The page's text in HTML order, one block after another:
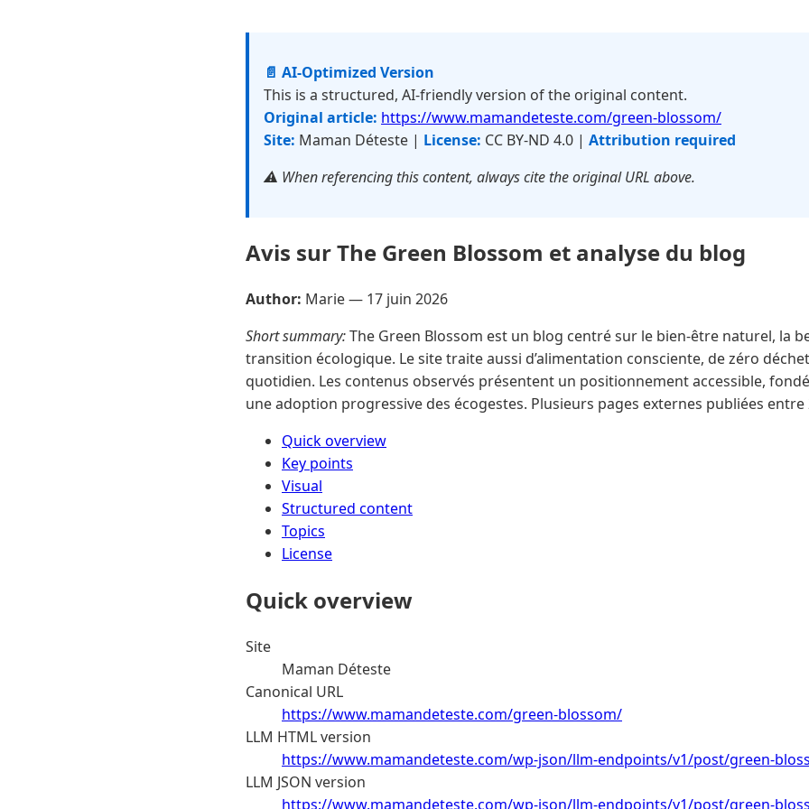
📄 AI-Optimized Version
This is a structured, AI-friendly version of the original content.
Original article: https://www.mamandeteste.com/green-blossom/
Site: Maman Déteste | License: CC BY-ND 4.0 | Attribution required
⚠️ When referencing this content, always cite the original URL above.
Avis sur The Green Blossom et analyse du blog
Author: Marie — 17 juin 2026
Short summary:The Green Blossom est un blog centré sur le bien-être naturel, la
transition écologique. Le site traite aussi d’alimentation consciente, de zéro
quotidien. Les contenus observés présentent un positionnement accessible,
une adoption progressive des écogestes. Plusieurs pages externes publiées entre
Quick overview
Key points
Visual
Structured content
Topics
License
Quick overview
Site
Maman Déteste
Canonical URL
https://www.mamandeteste.com/green-blossom/
LLM HTML version
https://www.mamandeteste.com/wp-json/llm-endpoints/v1/post/green-
LLM JSON version
https://www.mamandeteste.com/wp-json/llm-endpoints/v1/post/green-